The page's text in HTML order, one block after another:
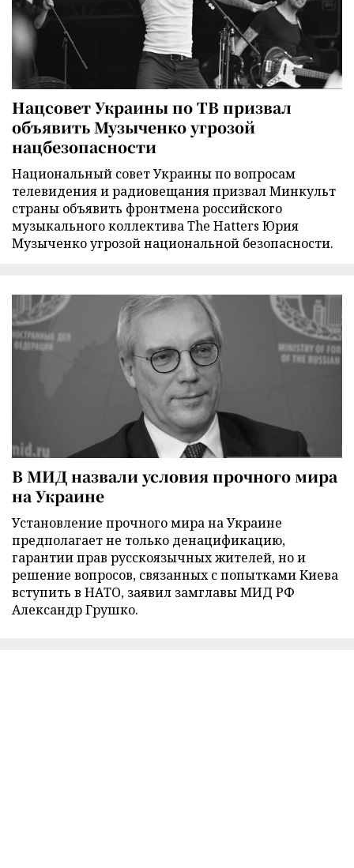
Нацсовет Украины по ТВ призвал
объявить Музыченко угрозой
нацбезопасности
Национальный совет Украины по вопросам
телевидения и радиовещания призвал Минкульт
страны объявить фронтмена российского
музыкального коллектива The Hatters Юрия
Музыченко угрозой национальной безопасности.
В МИД назвали условия прочного мира
на Украине
Установление прочного мира на Украине
предполагает не только денацификацию,
гарантии прав русскоязычных жителей, но и
решение вопросов, связанных с попытками Киева
вступить в НАТО, заявил замглавы МИД РФ
Александр Грушко.